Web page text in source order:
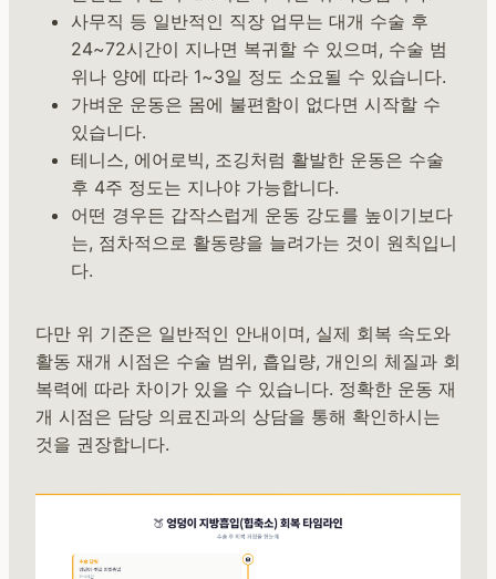
사무직 등 일반적인 직장 업무는 대개 수술 후
24~72시간이 지나면 복귀할 수 있으며, 수술 범
위나 양에 따라 1~3일 정도 소요될 수 있습니다.
가벼운 운동은 몸에 불편함이 없다면 시작할 수
있습니다.
테니스, 에어로빅, 조깅처럼 활발한 운동은 수술
후 4주 정도는 지나야 가능합니다.
어떤 경우든 갑작스럽게 운동 강도를 높이기보다
는, 점차적으로 활동량을 늘려가는 것이 원칙입니
다.
다만 위 기준은 일반적인 안내이며, 실제 회복 속도와
활동 재개 시점은 수술 범위, 흡입량, 개인의 체질과 회
복력에 따라 차이가 있을 수 있습니다. 정확한 운동 재
개 시점은 담당 의료진과의 상담을 통해 확인하시는
것을 권장합니다.